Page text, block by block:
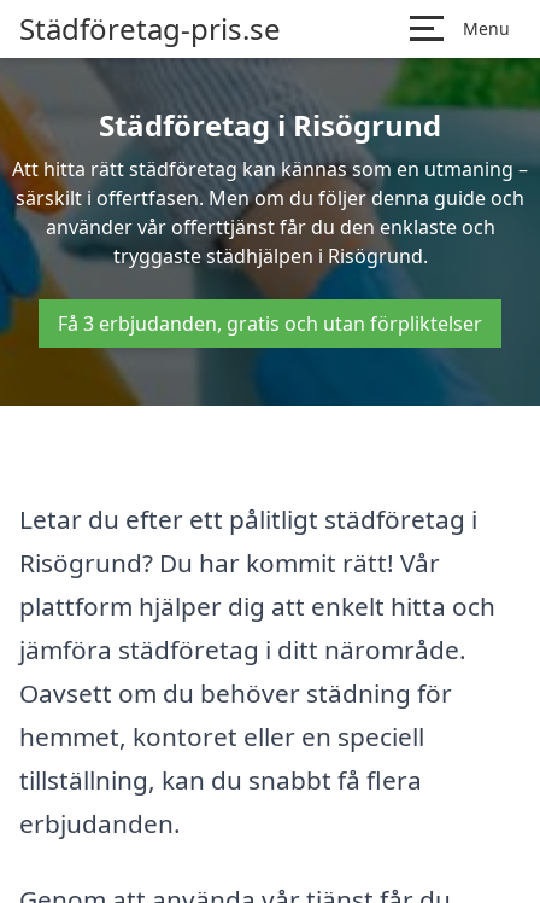
Städföretag-pris.se Menu
Städföretag i Risögrund
Att hitta rätt städföretag kan kännas som en utmaning –
särskilt i offertfasen. Men om du följer denna guide och
använder vår offerttjänst får du den enklaste och
tryggaste städhjälpen i Risögrund.
Få 3 erbjudanden, gratis och utan förpliktelser
Letar du efter ett pålitligt städföretag i
Risögrund? Du har kommit rätt! Vår
plattform hjälper dig att enkelt hitta och
jämföra städföretag i ditt närområde.
Oavsett om du behöver städning för
hemmet, kontoret eller en speciell
tillställning, kan du snabbt få flera
erbjudanden.